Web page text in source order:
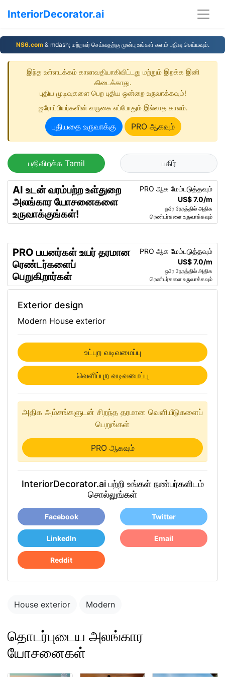
InteriorDecorator.ai
NS6.com& mdash; மற்றவர் செய்வதற்கு முன்பு உங்கள் களம் பதிவு செய்யவும்.
இந்த உள்ளடக்கம் காலாவதியாகிவிட்டது மற்றும் இறக்க இனி
கிடைக்காது.
புதிய முடிவுகளை பெற புதிய ஒன்றை உருவாக்கவும்!
ஐரோப்பியர்களின் வருகை எப்போதும் இல்லாத காலம்.
புதியதை உருவாக்கு PRO ஆகவும்
பதிவிறக்க Tamil பகிர்
AI உடன் வரம்பற்ற உள்துறை
அலங்கார யோசனைகளை
உருவாக்குங்கள்!
PRO ஆக மேம்படுத்தவும்
US$ 7.0/m
ஒரே நேரத்தில் அதிக
ரெண்டர்களை உருவாக்கவும்
PRO பயனர்கள் உயர் தரமான
ரெண்டர்களைப்
பெறுகிறார்கள்
PRO ஆக மேம்படுத்தவும்
US$ 7.0/m
ஒரே நேரத்தில் அதிக
ரெண்டர்களை உருவாக்கவும்
Exterior design
Modern House exterior
உட்புற வடிவமைப்பு
வெளிப்புற வடிவமைப்பு
அதிக அம்சங்களுடன் சிறந்த தரமான வெளியீடுகளைப்
பெறுங்கள்
PRO ஆகவும்
InteriorDecorator.ai பற்றி உங்கள் நண்பர்களிடம்
சொல்லுங்கள்
Facebook Twitter
LinkedIn Email
Reddit
House exterior Modern
தொடர்புடைய அலங்கார
யோசனைகள்